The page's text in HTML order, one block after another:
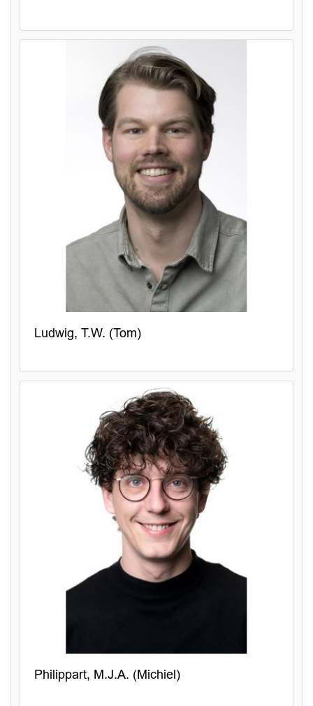
Ludwig, T.W. (Tom)
Philippart, M.J.A. (Michiel)